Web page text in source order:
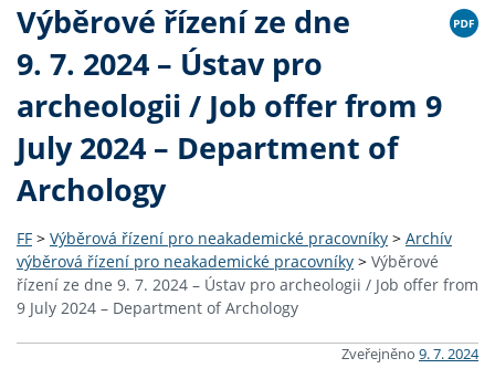
Výběrové řízení ze dne
9. 7. 2024 – Ústav pro
archeologii / Job offer from 9
July 2024 – Department of
Archology
FF > Výběrová řízení pro neakademické pracovníky > Archív
výběrová řízení pro neakademické pracovníky > Výběrové
řízení ze dne 9. 7. 2024 – Ústav pro archeologii / Job offer from
9 July 2024 – Department of Archology
Zveřejněno 9. 7. 2024